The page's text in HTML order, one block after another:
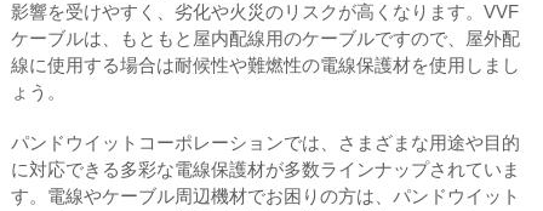
影響を受けやすく、劣化や火災のリスクが高くなります。VVF
ケーブルは、もともと屋内配線用のケーブルですので、屋外配
線に使用する場合は耐候性や難燃性の電線保護材を使用しまし
ょう。
パンドウイットコーポレーションでは、さまざまな用途や目的
に対応できる多彩な電線保護材が多数ラインナップされていま
す。電線やケーブル周辺機材でお困りの方は、パンドウイット